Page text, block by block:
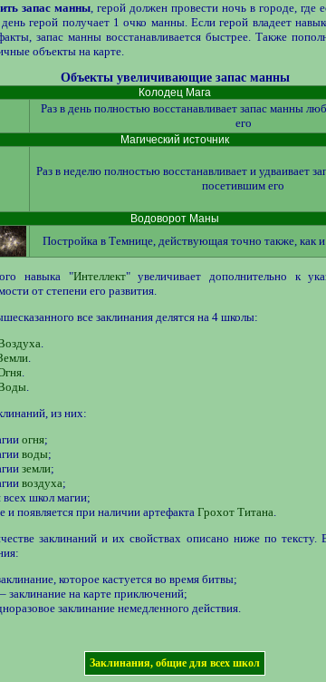
запас манны, герой должен провести ночь в городе, где
герой получает 1 очко манны. Если герой владеет
запас манны восстанавливается быстрее. Также
объекты на карте.
Объекты увеличивающие запас манны
Колодец Мага
Раз в день полностью восстанавливает запас манны
его
Магический источник
Раз в неделю полностью восстанавливает и удваивает
посетившим его
Водоворот Маны
Постройка в Темнице, действующая точно также, как и
навыка "Интеллект" увеличивает дополнительно к
от степени его развития.
все заклинания делятся на 4 школы:
.
.
.
.
из них:
огня;
воды;
земли;
воздуха;
всех школ магии;
и появляется при наличии артефакта Грохот Титана.
заклинаний и их свойствах описано ниже по тексту.
которое кастуется во время битвы;
заклинание на карте приключений;
заклинание немедленного действия.
Заклинания, общие для всех школ